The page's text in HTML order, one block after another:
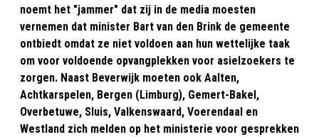
noemt het "jammer" dat zij in de media moesten
vernemen dat minister Bart van den Brink de gemeente
ontbiedt omdat ze niet voldoen aan hun wettelijke taak
om voor voldoende opvangplekken voor asielzoekers te
zorgen. Naast Beverwijk moeten ook Aalten,
Achtkarspelen, Bergen (Limburg), Gemert-Bakel,
Overbetuwe, Sluis, Valkenswaard, Voerendaal en
Westland zich melden op het ministerie voor gesprekken